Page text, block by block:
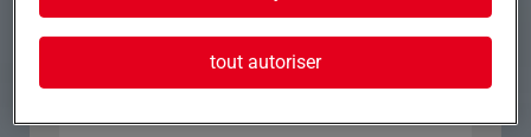
tout autoriser